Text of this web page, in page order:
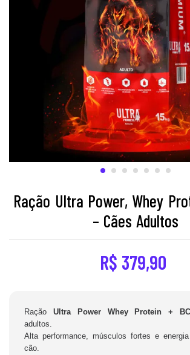
Ração Ultra Power, Whey
– Cães Adultos
R$ 379,90
Ração Ultra Power Whey Protein +
adultos.
Alta performance, músculos fortes e
cão.